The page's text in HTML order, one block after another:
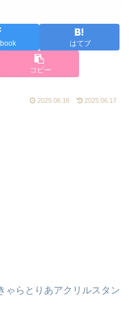
はてブ
コピー
2025.06.16 2025.06.17
ゃらとりあアクリルスタン